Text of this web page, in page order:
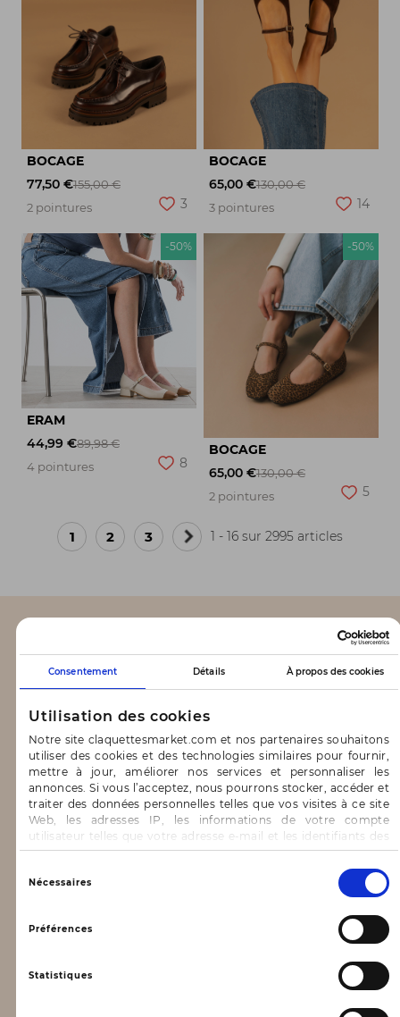
Consentement Détails À propos des cookies
Utilisation des cookies
Notre site claquettesmarket.com et nos partenaires souhaitons
utiliser des cookies et des technologies similaires pour fournir,
mettre à jour, améliorer nos services et personnaliser les
annonces. Si vous l’acceptez, nous pourrons stocker, accéder et
traiter des données personnelles telles que vos visites à ce site
Web, les adresses IP, les informations de votre compte
utilisateur telles que votre adresse e-mail et les identifiants des
cookies.
Vous avez le choix d’« Accepter » pour consentir à ces
utilisations, de « Refuser » pour vous y opposer ou
de sélectionner vos préférences concernant chaque catégorie
de cookie en cliquant sur « Valider la sélection » pour valider vos
options. Vous pouvez à tout moment modifier vos préférences
Nécessaires
Préférences
Statistiques
BOCAGE
77,50 €155,00 €
2 pointures
3
BOCAGE
65,00 €130,00 €
3 pointures
14
-50%
ERAM
44,99 €89,98 €
4 pointures
8
-50%
BOCAGE
65,00 €130,00 €
2 pointures
5
1 2 3
Page
1 - 16 sur 2995 articles
CLAQUETTES MARKET
Blog
CONTACT & AIDE
FAQ
Nous contacter
INFORMATIONS
Mentions légales
Données personnelles, vie privée